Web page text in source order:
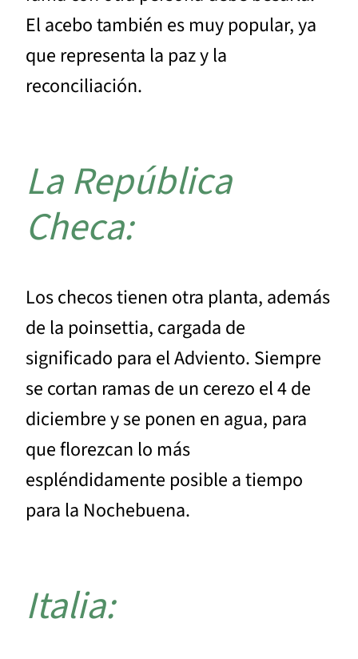
El acebo también es muy popular, ya
que representa la paz y la
reconciliación.
La República
Checa:
Los checos tienen otra planta, además
de la poinsettia, cargada de
significado para el Adviento. Siempre
se cortan ramas de un cerezo el 4 de
diciembre y se ponen en agua, para
que florezcan lo más
espléndidamente posible a tiempo
para la Nochebuena.
Italia: